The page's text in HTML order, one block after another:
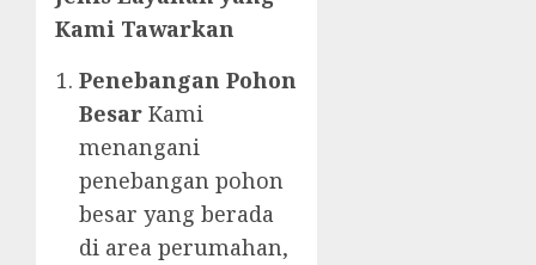
Kami Tawarkan
Penebangan Pohon
Besar Kami
menangani
penebangan pohon
besar yang berada
di area perumahan,